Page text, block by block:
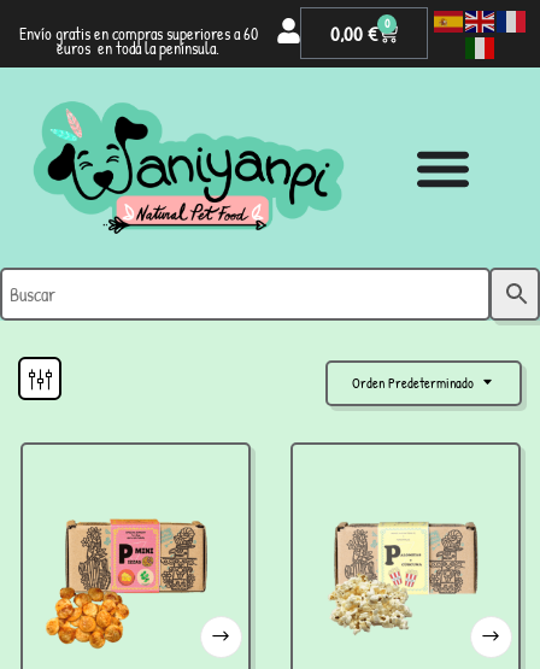
Envío gratis en compras superiores a 60
euros en toda la península.
0,00€ 0
Orden Predeterminado